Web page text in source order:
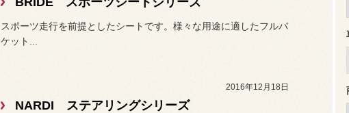
スポーツ走行を前提としたシートです。様々な用途に適したフルバ
ケット...
2016年12月18日
NARDI ステアリングシリーズ